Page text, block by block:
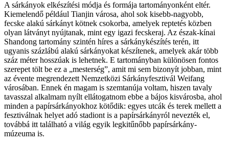
A sárkányok elkészítési módja és formája tartományonként eltér.
Kiemelendő például Tianjin városa, ahol sok kisebb-nagyobb,
fecske alakú sárkányt kötnek csokorba, amelyek reptetés közben
olyan látványt nyújtanak, mint egy igazi fecskeraj. Az észak-kínai
Shandong tartomány szintén híres a sárkánykészítés terén, itt
ugyanis százlábú alakú sárkányokat készítenek, amelyek akár több
száz méter hosszúak is lehetnek. E tartományban különösen fontos
szerepet tölt be ez a „mesterség”, amit mi sem bizonyít jobban, mint
az évente megrendezett Nemzetközi Sárkányfesztivál Weifang
városában. Ennek én magam is szemtanúja voltam, hiszen tavaly
tavasszal alkalmam nyílt ellátogatnom ebbe a bájos kisvárosba, ahol
minden a papírsárkányokhoz kötődik: egyes utcák és terek mellett a
fesztiválnak helyet adó stadiont is a papírsárkányról nevezték el,
továbbá itt található a világ egyik legkitűnőbb papírsárkány-
múzeuma is.